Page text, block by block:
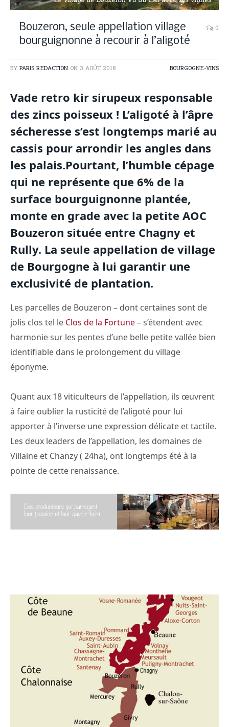
Bouzeron, seule appellation village
bourguignonne à recourir à l’aligoté
0
BY PARIS REDACTION ON 3 AOÛT 2018 BOURGOGNE-VINS
Vade retro kir sirupeux responsable
des zincs poisseux ! L’aligoté à l’âpre
sécheresse s’est longtemps marié au
cassis pour arrondir les angles dans
les palais.Pourtant, l’humble cépage
qui ne représente que 6% de la
surface bourguignonne plantée,
monte en grade avec la petite AOC
Bouzeron située entre Chagny et
Rully. La seule appellation de village
de Bourgogne à lui garantir une
exclusivité de plantation.
Les parcelles de Bouzeron – dont certaines sont de
jolis clos tel le Clos de la Fortune– s’étendent avec
harmonie sur les pentes d’une belle petite vallée bien
identifiable dans le prolongement du village
éponyme.
Quant aux 18 viticulteurs de l’appellation, ils œuvrent
à faire oublier la rusticité de l’aligoté pour lui
apporter à l’inverse une expression délicate et tactile.
Les deux leaders de l’appellation, les domaines de
Villaine et Chanzy ( 24ha), ont longtemps été à la
pointe de cette renaissance.